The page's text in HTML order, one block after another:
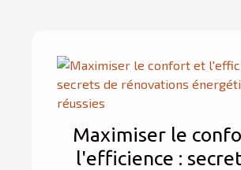
Maximiser le
l'efficience :